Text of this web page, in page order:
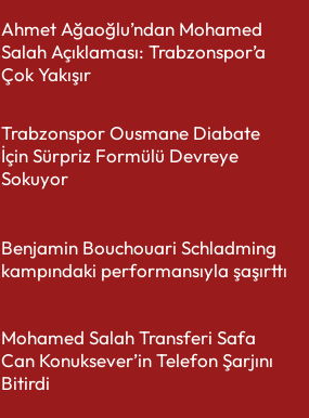
Ahmet Ağaoğlu’ndan Mohamed
Salah Açıklaması: Trabzonspor’a
Çok Yakışır
Trabzonspor Ousmane Diabate
İçin Sürpriz Formülü Devreye
Sokuyor
Benjamin Bouchouari Schladming
kampındaki performansıyla şaşırttı
Mohamed Salah Transferi Safa
Can Konuksever’in Telefon Şarjını
Bitirdi